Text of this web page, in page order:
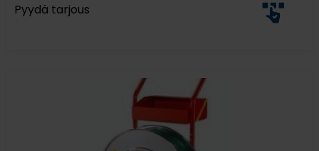
Pyydä tarjous